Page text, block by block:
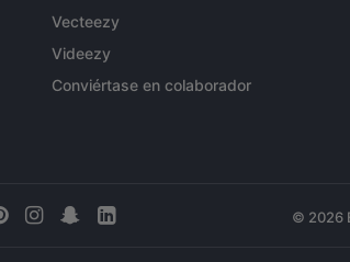
Vecteezy
Videezy
Conviértase en colaborador
© 2026